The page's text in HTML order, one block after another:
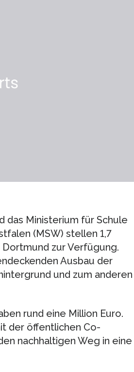
das Ministerium für Schule
(MSW) stellen 1,7
zur Verfügung.
Ausbau der
und zum anderen
rund eine Million Euro.
der öffentlichen Co-
nachhaltigen Weg in eine